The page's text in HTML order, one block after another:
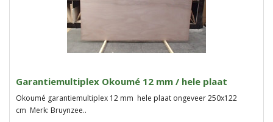
Garantiemultiplex Okoumé 12 mm / hele plaat
Okoumé garantiemultiplex 12 mm hele plaat ongeveer 250x122
cm Merk: Bruynzee..